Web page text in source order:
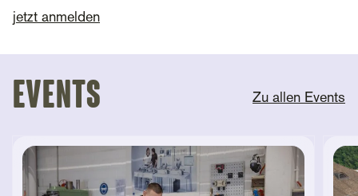
jetzt anmelden
Events Zu allen Events